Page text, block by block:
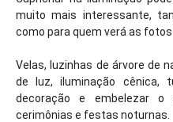
muito mais interessante,
como para quem verá as fotos
Velas, luzinhas de árvore de
de luz, iluminação cênica,
decoração e embelezar o
cerimônias e festas noturnas.